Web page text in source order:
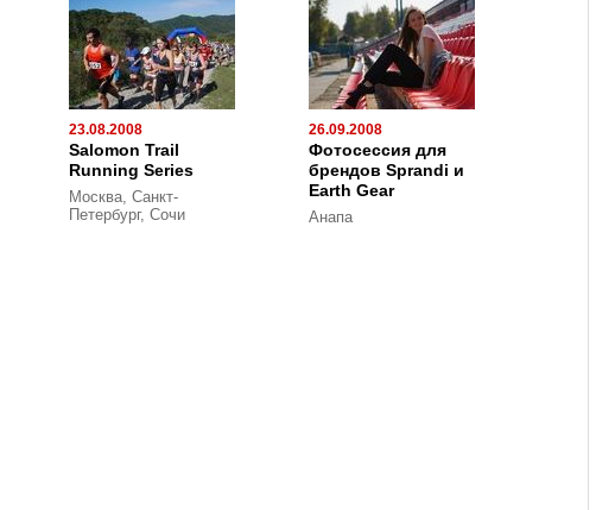
23.08.2008
Salomon Trail
Running Series
Москва, Санкт-
Петербург, Сочи
26.09.2008
Фотосессия для
брендов Sprandi и
Earth Gear
Анапа